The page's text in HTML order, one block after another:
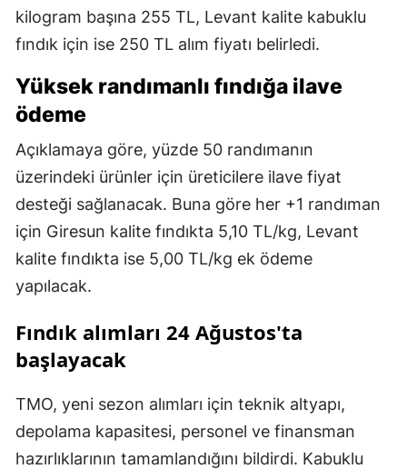
kilogram başına 255 TL, Levant kalite kabuklu
fındık için ise 250 TL alım fiyatı belirledi.
Yüksek randımanlı fındığa ilave
ödeme
Açıklamaya göre, yüzde 50 randımanın
üzerindeki ürünler için üreticilere ilave fiyat
desteği sağlanacak. Buna göre her +1 randıman
için Giresun kalite fındıkta 5,10 TL/kg, Levant
kalite fındıkta ise 5,00 TL/kg ek ödeme
yapılacak.
Fındık alımları 24 Ağustos'ta
başlayacak
TMO, yeni sezon alımları için teknik altyapı,
depolama kapasitesi, personel ve finansman
hazırlıklarının tamamlandığını bildirdi. Kabuklu